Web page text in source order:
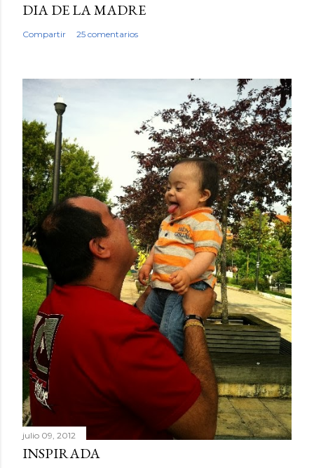
DIA DE LA MADRE
Compartir 25 comentarios
julio 09, 2012
INSPIRADA